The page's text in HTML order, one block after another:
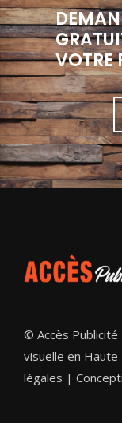
VOTRE
© Accès Publicité
visuelle en
légales |